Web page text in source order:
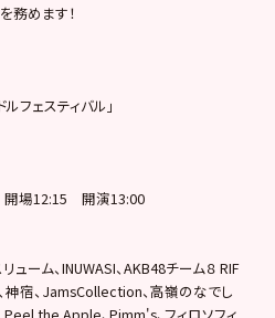
務めます！
フェスティバル」
開場12:15 開演13:00
ューム、INUWASI、AKB48チーム８ RIF
神宿、JamsCollection、高嶺のなでし